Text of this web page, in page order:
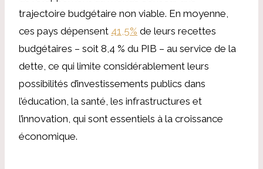
trajectoire budgétaire non viable. En moyenne,
ces pays dépensent 41,5% de leurs recettes
budgétaires – soit 8,4 % du PIB – au service de la
dette, ce qui limite considérablement leurs
possibilités d’investissements publics dans
l’éducation, la santé, les infrastructures et
l’innovation, qui sont essentiels à la croissance
économique.